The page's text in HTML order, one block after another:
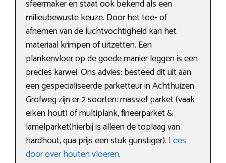
sfeermaker en staat ook bekend als een
milieubewuste keuze. Door het toe- of
afnemen van de luchtvochtigheid kan het
materiaal krimpen of uitzetten. Een
plankenvloer op de goede manier leggen is een
precies karwei. Ons advies: besteed dit uit aan
een gespecialiseerde parketteur in Achthuizen.
Grofweg zijn er 2 soorten: massief parket (vaak
eiken hout) of multiplank, fineerparket &
lamelparket(hierbij is alleen de toplaag van
hardhout, qua prijs een stuk gunstiger). Lees
door over houten vloeren.